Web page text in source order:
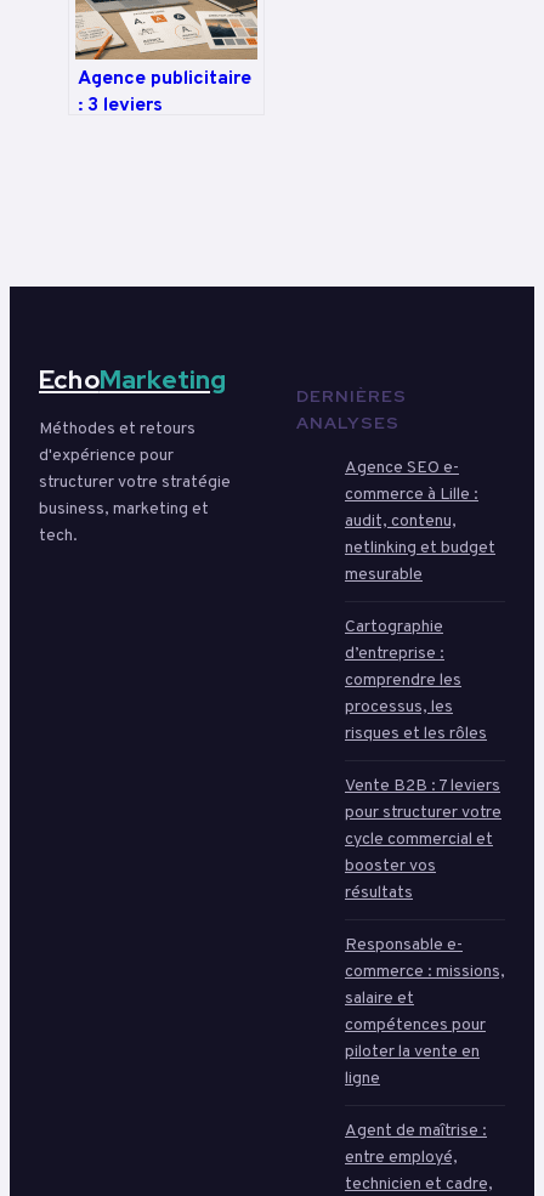
Agence publicitaire
: 3 leviers
EchoMarketing
Méthodes et retours
d'expérience pour
structurer votre stratégie
business, marketing et
tech.
DERNIÈRES
ANALYSES
Agence SEO e-
commerce à Lille :
audit, contenu,
netlinking et budget
mesurable
Cartographie
d’entreprise :
comprendre les
processus, les
risques et les rôles
Vente B2B : 7 leviers
pour structurer votre
cycle commercial et
booster vos
résultats
Responsable e-
commerce : missions,
salaire et
compétences pour
piloter la vente en
ligne
Agent de maîtrise :
entre employé,
technicien et cadre,